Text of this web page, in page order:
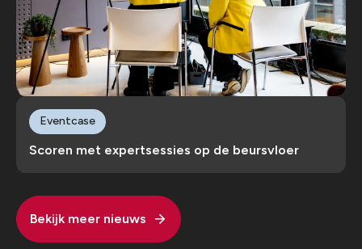
Scoren met expertsessies op de beursvloer
Eventcase
Bekijk meer nieuws